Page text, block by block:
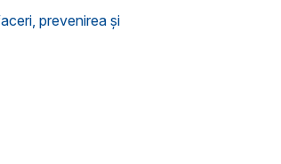
prevenirea şi